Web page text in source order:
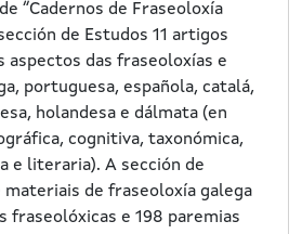
“Cadernos de Fraseoloxía
de Estudos 11 artigos
das fraseoloxías e
portuguesa, española, catalá,
holandesa e dálmata (en
cognitiva, taxonómica,
e literaria). A sección de
materiais de fraseoloxía galega
fraseolóxicas e 198 paremias